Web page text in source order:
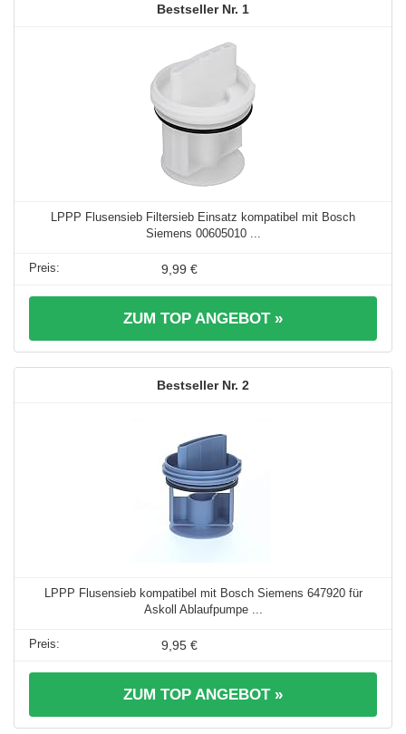
1
LPPP Flusensieb Filtersieb Einsatz kompatibel mit Bosch
Siemens 00605010 ...
9,99 €
ZUM TOP ANGEBOT »
2
LPPP Flusensieb kompatibel mit Bosch Siemens 647920 für
Askoll Ablaufpumpe ...
9,95 €
ZUM TOP ANGEBOT »